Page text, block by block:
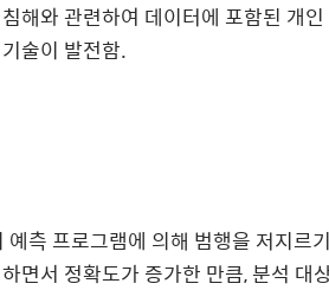
해와 관련하여 데이터에 포함된 개
술이 발전함.
측 프로그램에 의해 범행을 저지르
면서 정확도가 증가한 만큼, 분석 대